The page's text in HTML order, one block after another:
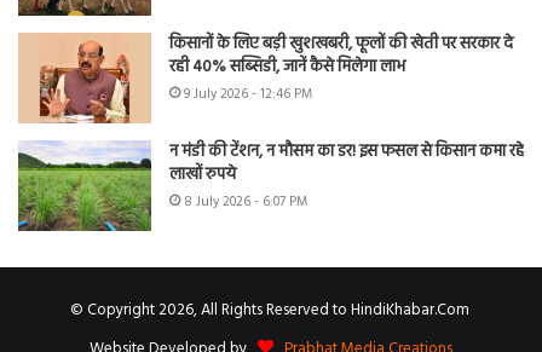
किसानों के लिए बड़ी खुशखबरी, फूलों की खेती पर सरकार दे
रही 40% सब्सिडी, जानें कैसे मिलेगा लाभ
9 July 2026 - 12:46 PM
न मंडी की टेंशन, न मौसम का डर! इस फसल से किसान कमा रहे
लाखों रुपये
8 July 2026 - 6:07 PM
© Copyright 2026, All Rights Reserved to HindiKhabar.Com